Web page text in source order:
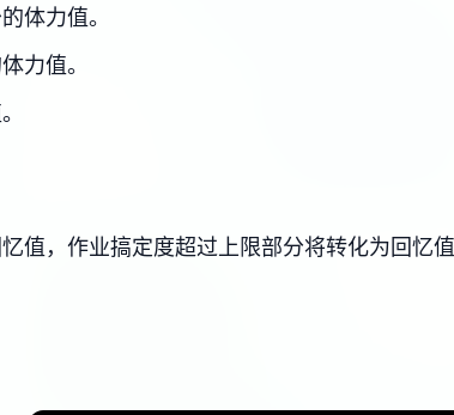
体力值。
力值。
值，作业搞定度超过上限部分将转化为回忆值